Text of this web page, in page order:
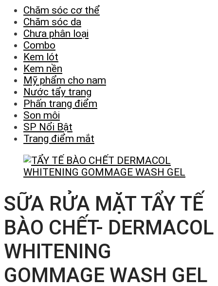
Chăm sóc cơ thể
Chăm sóc da
Chưa phân loại
Combo
Kem lót
Kem nền
Mỹ phẩm cho nam
Nước tẩy trang
Phấn trang điểm
Son môi
SP Nổi Bật
Trang điểm mắt
SỮA RỬA MẶT TẨY TẾ
BÀO CHẾT- DERMACOL
WHITENING
GOMMAGE WASH GEL